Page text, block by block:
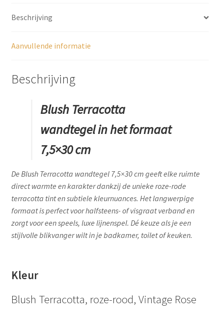
Beschrijving
Aanvullende informatie
Beschrijving
Blush Terracotta
wandtegel in het formaat
7,5×30 cm
De Blush Terracotta wandtegel 7,5×30 cm geeft elke ruimte
direct warmte en karakter dankzij de unieke roze-rode
terracotta tint en subtiele kleurnuances. Het langwerpige
formaat is perfect voor halfsteens- of visgraat verband en
zorgt voor een speels, luxe lijnenspel. Dé keuze als je een
stijlvolle blikvanger wilt in je badkamer, toilet of keuken.
Kleur
Blush Terracotta, roze-rood, Vintage Rose